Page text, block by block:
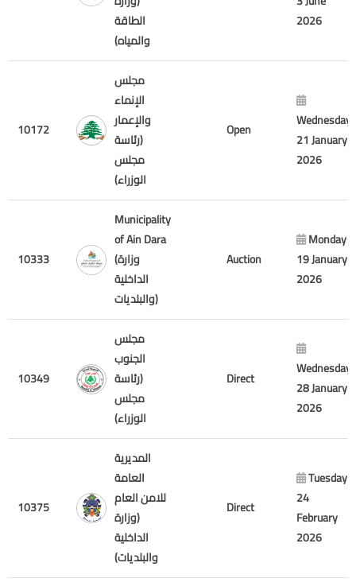
الطاقة
والمياه)
2026
10172
مجلس
الإنماء
والإعمار
(رئاسة
مجلس
الوزراء)
Open
Wednesday
21 January
2026
10333
Municipality
of Ain Dara
(وزارة
الداخلية
والبلديات)
Auction
Monday
19 January
2026
10349
مجلس
الجنوب
(رئاسة
مجلس
الوزراء)
Direct
Wednesday
28 January
2026
10375
المديرية
العامة
للامن العام
(وزارة
الداخلية
والبلديات)
Direct
Tuesday
24
February
2026